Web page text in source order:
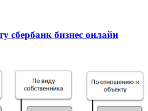
сбербанк бизнес онлайн